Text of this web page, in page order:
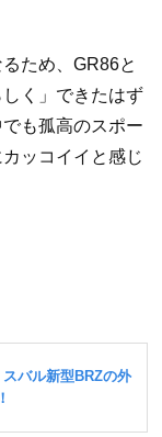
ため、GR86と
く」できたはず
も孤高のスポー
ッコイイと感じ